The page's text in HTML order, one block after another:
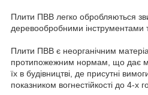
Плити ПВВ легко обробляються
деревообробними інструментами
Плити ПВВ є неорганічним
протипожежним нормам, що дає
їх в будівництві, де присутні
показником вогнестійкості до 4-х